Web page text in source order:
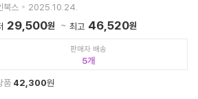
북스
2025.10.24.
29,500원 최고 46,520원
판매자 배송
5
품 42,300원